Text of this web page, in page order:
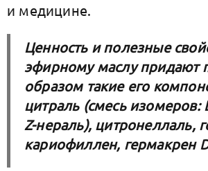
и медицине.
Ценность и полезные
эфирному маслу придают
образом такие его
цитраль (смесь изомеров:
Z-нераль), цитронеллаль,
кариофиллен, гермакрен